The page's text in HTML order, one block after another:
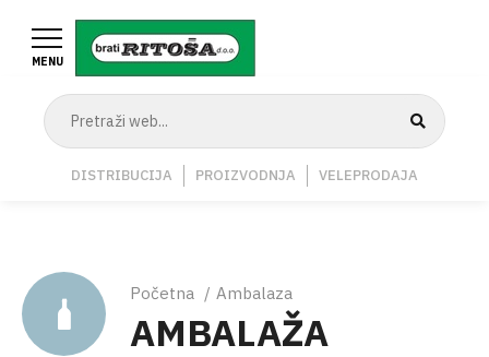
glavni
Navigation
DISTRIBUCIJA PROIZVODNJA VELEPRODAJA
MENU
Breadcrumb
Početna Ambalaza
AMBALAŽA